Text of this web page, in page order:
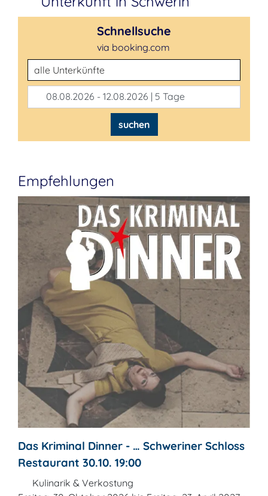
Schnellsuche
via booking.com
Unterkunftsart
08.08.2026 - 12.08.2026 | 5 Tage
suchen
Empfehlungen
Das Kriminal Dinner - … Schweriner Schloss
Restaurant 30.10. 19:00
Kulinarik & Verkostung